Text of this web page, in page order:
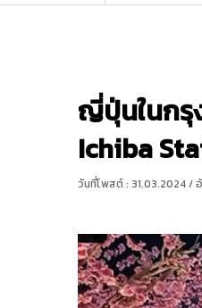
ญี่ปุ่นในกรุ
Ichiba
วันที่โพสต์ : 31.03.2024 /